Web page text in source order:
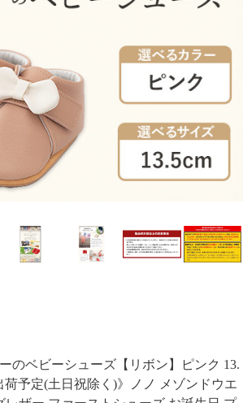
のベビーシューズ【リボン】ピンク 13.
荷予定(土日祝除く)》ノノ メゾンドウエ